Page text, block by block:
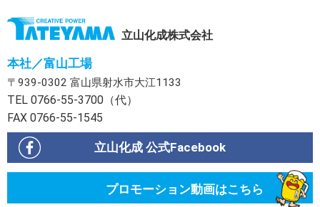
立山化成株式会社
本社／富山工場
〒939-0302 富山県射水市大江1133
TEL 0766-55-3700（代）
FAX 0766-55-1545
立山化成 公式Facebook
プロモーション動画はこちら